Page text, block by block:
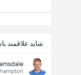
شاید علاقمند